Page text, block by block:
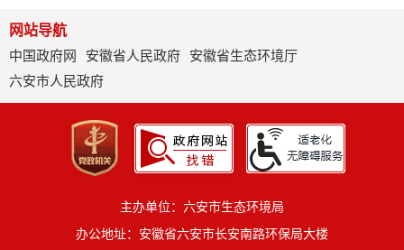
网站导航
中国政府网
安徽省人民政府
安徽省生态环境厅
六安市人民政府
主办单位：六安市生态环境局
办公地址：安徽省六安市长安南路环保局大楼